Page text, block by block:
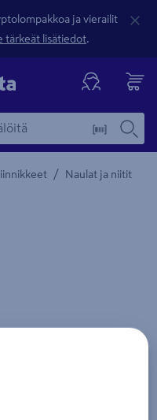
ja vierailit
tärkeät lisätiedot.
/ Naulat ja niitit
kuvaus -